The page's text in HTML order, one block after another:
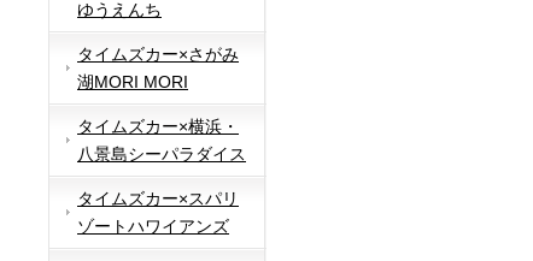
ゆうえんち
タイムズカー×さがみ
湖MORI MORI
タイムズカー×横浜・
八景島シーパラダイス
タイムズカー×スパリ
ゾートハワイアンズ